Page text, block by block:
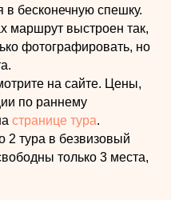
в бесконечную спешку.
маршрут выстроен так,
фотографировать, но
на сайте. Цены,
по раннему
странице тура.
2 тура в безвизовый
только 3 места,